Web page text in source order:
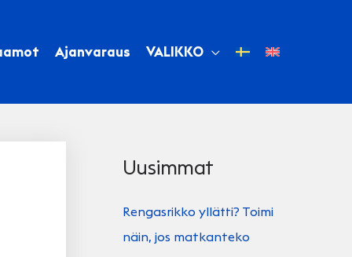
Ajanvaraus VALIKKO
Uusimmat
Rengasrikko yllätti? Toimi
näin, jos matkanteko